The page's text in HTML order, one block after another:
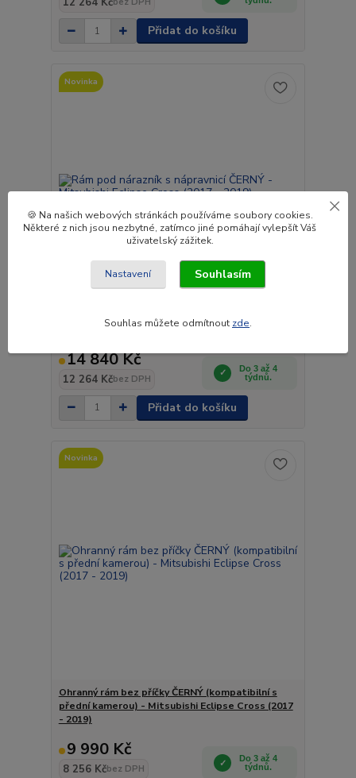
Přidat do košíku
Novinka
Rám pod nárazník s nápravnicí ČERNÝ - Mitsubishi
Eclipse Cross (2017 - 2019)
14 840 Kč
12 264 Kčbez DPH
Do 3 až 4
týdnů.
Přidat do košíku
Novinka
Ohranný rám bez příčky ČERNÝ (kompatibilní s
přední kamerou) - Mitsubishi Eclipse Cross (2017
- 2019)
9 990 Kč
8 256 Kčbez DPH
Do 3 až 4
týdnů.
🍪 Na našich webových stránkách používáme soubory cookies.
Některé z nich jsou nezbytné, zatímco jiné pomáhají vylepšít Váš
uživatelský zážitek.
Nastavení Souhlasím
Souhlas můžete odmítnout zde.